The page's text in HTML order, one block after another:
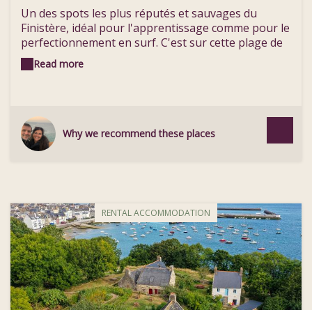
Un des spots les plus réputés et sauvages du
Finistère, idéal pour l'apprentissage comme pour le
perfectionnement en surf. C'est sur cette plage de
sable lovée entre les falaises de la Pointe du Raz et
de la Pointe du Van, que l'Ecole de Surf de Bretagne
débutant au confirmé.
Read more
Why we recommend these places
RENTAL ACCOMMODATION